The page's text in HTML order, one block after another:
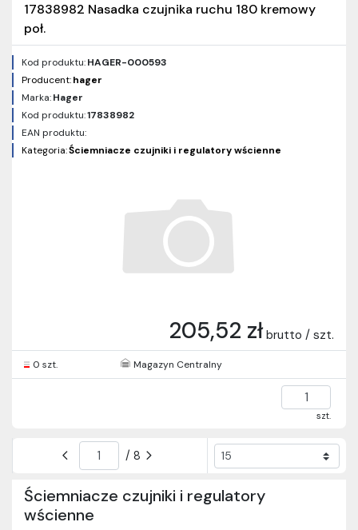
17838982 Nasadka czujnika ruchu 180 kremowy
poł.
Kod produktu:HAGER-000593
Producent:hager
Marka:Hager
Kod produktu:17838982
EAN produktu:
Kategoria:Ściemniacze czujniki i regulatory wścienne
205,52 zł brutto / szt.
0 szt. Magazyn Centralny
szt.
/ 8
Ściemniacze czujniki i regulatory
wścienne